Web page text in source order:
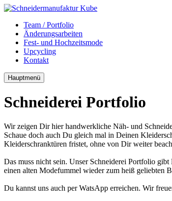
Team / Portfolio
Änderungsarbeiten
Fest- und Hochzeitsmode
Upcycling
Kontakt
Hauptmenü
Schneiderei Portfolio
Wir zeigen Dir hier handwerkliche Näh- und
Schaue doch auch Du gleich mal in Deinen
Kleiderschranktüren fristet, ohne von Dir weiter
Das muss nicht sein. Unser Schneiderei Portfolio
einen alten Modefummel wieder zum heiß geliebten
Du kannst uns auch per WatsApp erreichen. Wir